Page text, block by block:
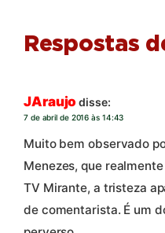
Respostas
JAraujo disse:
7 de abril de 2016 às 14:43
Muito bem observado
Menezes, que
TV Mirante, a tristeza
de comentarista. É um